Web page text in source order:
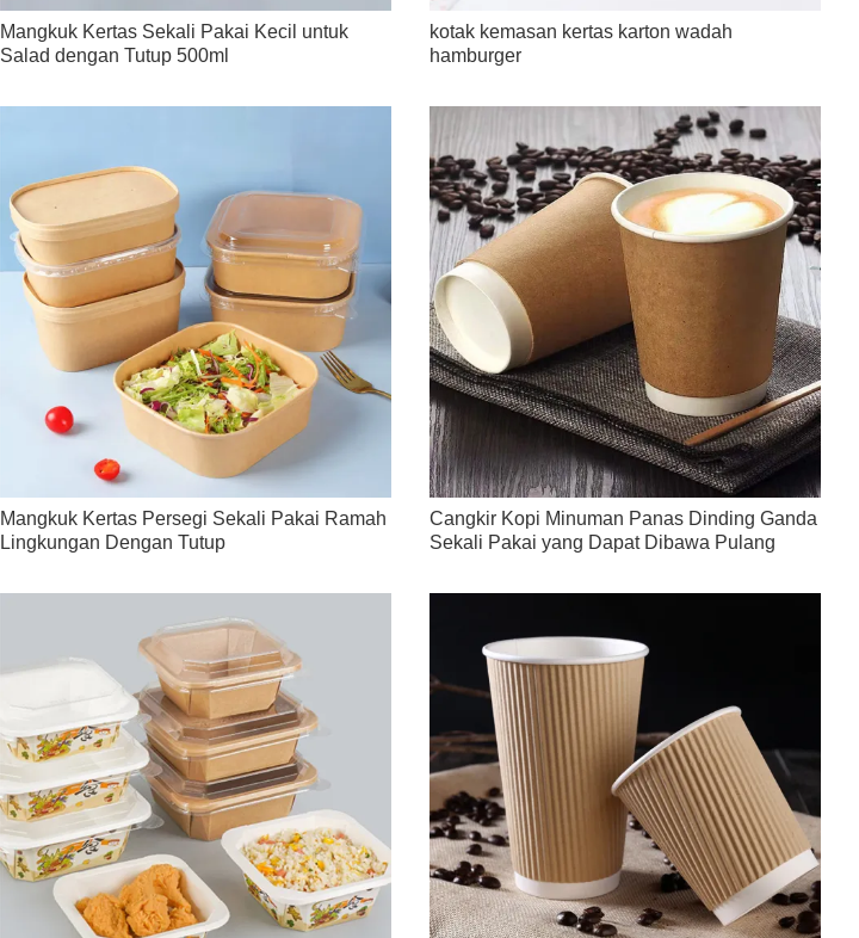
Mangkuk Kertas Sekali Pakai Kecil untuk
Salad dengan Tutup 500ml
kotak kemasan kertas karton wadah
hamburger
Mangkuk Kertas Persegi Sekali Pakai Ramah
Lingkungan Dengan Tutup
Cangkir Kopi Minuman Panas Dinding Ganda
Sekali Pakai yang Dapat Dibawa Pulang